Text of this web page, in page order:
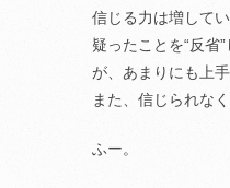
信じる力は増してい
疑ったことを“反省”
が、あまりにも上
また、信じられな
ふー。